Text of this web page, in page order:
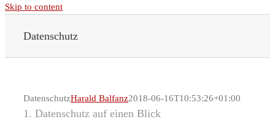
Skip to content
Datenschutz
DatenschutzHarald Balfanz2018-06-16T10:53:26+01:00
1. Datenschutz auf einen Blick